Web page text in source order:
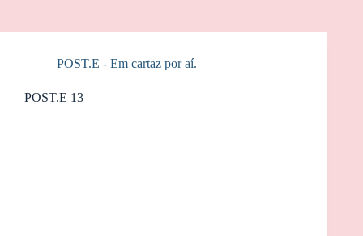
POST.E - Em cartaz por aí.
POST.E 13